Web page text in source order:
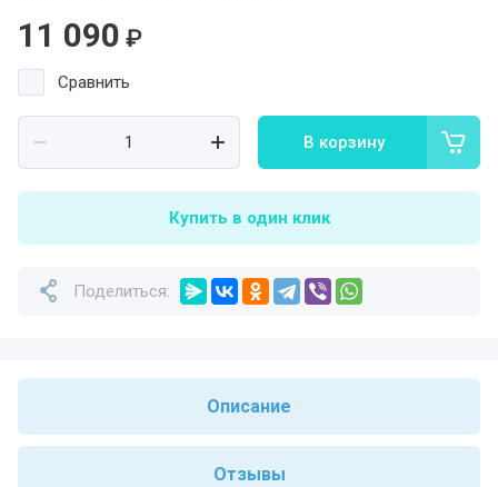
11 090 ₽
Сравнить
В корзину
Купить в один клик
Поделиться:
Описание
Отзывы